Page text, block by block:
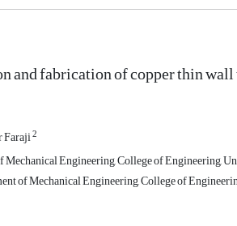
and fabrication of copper thin
Faraji2
Mechanical Engineering, College of Engineering,
of Mechanical Engineering, College of